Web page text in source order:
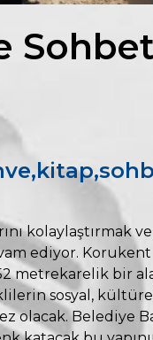
kolaylaştırmak ve
ediyor. Korukent
metrekarelik bir
sosyal,
olacak. Belediye